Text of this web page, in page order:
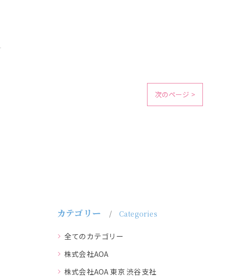
次のページ >
カテゴリー Categories
全てのカテゴリー
株式会社AOA
株式会社AOA 東京 渋谷支社